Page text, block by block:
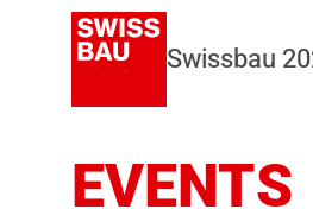
Swissbau
EVENTS